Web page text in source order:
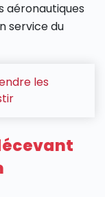
aéronautiques
service du
les